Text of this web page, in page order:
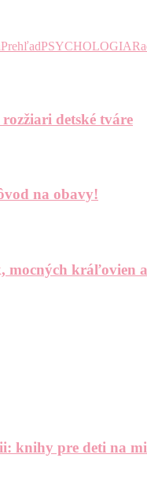
PrehľadPSYCHOLOGIA
detské tváre
na obavy!
mocných kráľovien
knihy pre deti na